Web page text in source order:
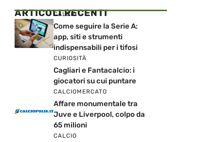
ARTICOLI RECENTI
CALCIO
Come seguire la Serie A:
app, siti e strumenti
indispensabili per i tifosi
CURIOSITÀ
Cagliari e Fantacalcio: i
giocatori su cui puntare
CALCIOMERCATO
Affare monumentale tra
Juve e Liverpool, colpo da
65 milioni
CALCIO